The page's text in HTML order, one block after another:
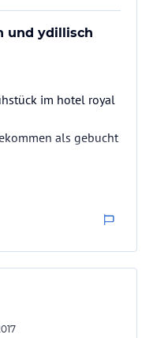
und ydillisch
im hotel royal
als gebucht
bekommen wir
)